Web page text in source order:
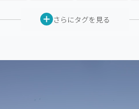
さらにタグを見る